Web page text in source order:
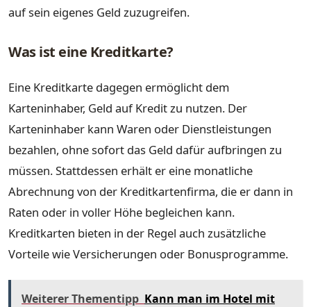
auf sein eigenes Geld zuzugreifen.
Was ist eine Kreditkarte?
Eine Kreditkarte dagegen ermöglicht dem
Karteninhaber, Geld auf Kredit zu nutzen. Der
Karteninhaber kann Waren oder Dienstleistungen
bezahlen, ohne sofort das Geld dafür aufbringen zu
müssen. Stattdessen erhält er eine monatliche
Abrechnung von der Kreditkartenfirma, die er dann in
Raten oder in voller Höhe begleichen kann.
Kreditkarten bieten in der Regel auch zusätzliche
Vorteile wie Versicherungen oder Bonusprogramme.
Weiterer Thementipp Kann man im Hotel mit